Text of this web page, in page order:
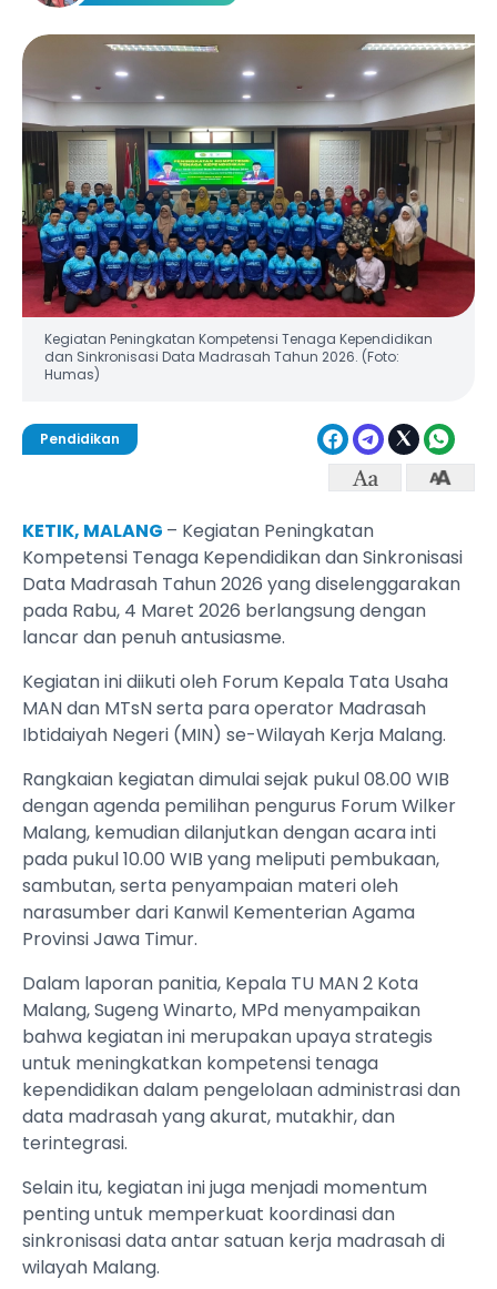
Kegiatan Peningkatan Kompetensi Tenaga Kependidikan
dan Sinkronisasi Data Madrasah Tahun 2026. (Foto:
Humas)
Pendidikan
KETIK, MALANG – Kegiatan Peningkatan
Kompetensi Tenaga Kependidikan dan Sinkronisasi
Data Madrasah Tahun 2026 yang diselenggarakan
pada Rabu, 4 Maret 2026 berlangsung dengan
lancar dan penuh antusiasme.
Kegiatan ini diikuti oleh Forum Kepala Tata Usaha
MAN dan MTsN serta para operator Madrasah
Ibtidaiyah Negeri (MIN) se-Wilayah Kerja Malang.
Rangkaian kegiatan dimulai sejak pukul 08.00 WIB
dengan agenda pemilihan pengurus Forum Wilker
Malang, kemudian dilanjutkan dengan acara inti
pada pukul 10.00 WIB yang meliputi pembukaan,
sambutan, serta penyampaian materi oleh
narasumber dari Kanwil Kementerian Agama
Provinsi Jawa Timur.
Dalam laporan panitia, Kepala TU MAN 2 Kota
Malang, Sugeng Winarto, MPd menyampaikan
bahwa kegiatan ini merupakan upaya strategis
untuk meningkatkan kompetensi tenaga
kependidikan dalam pengelolaan administrasi dan
data madrasah yang akurat, mutakhir, dan
terintegrasi.
Selain itu, kegiatan ini juga menjadi momentum
penting untuk memperkuat koordinasi dan
sinkronisasi data antar satuan kerja madrasah di
wilayah Malang.